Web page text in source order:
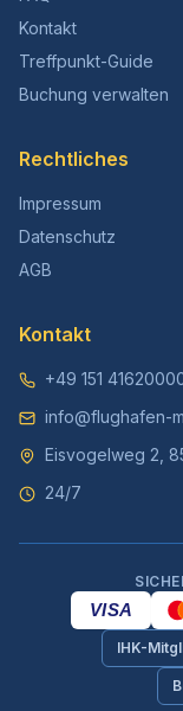
Kontakt
Treffpunkt-Guide
Buchung verwalten
Rechtliches
Impressum
Datenschutz
AGB
Kontakt
+49 151
info@flughafen-
Eisvogelweg 2,
24/7
VISA
IHK-